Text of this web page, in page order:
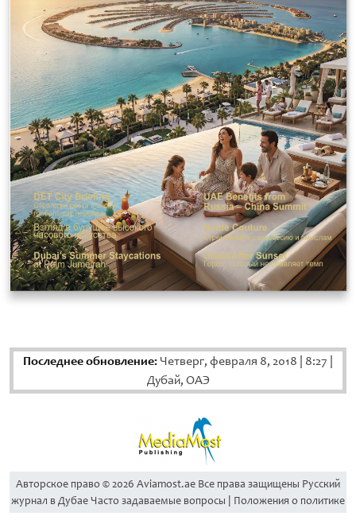
Последнее обновление: Четверг, февраля 8, 2018 8:27
Дубай, ОАЭ
Aвторское право © 2026 Aviamost.ae Все права защищены Русский
журнал в Дубае Часто задаваемые вопросы | Положения о политике